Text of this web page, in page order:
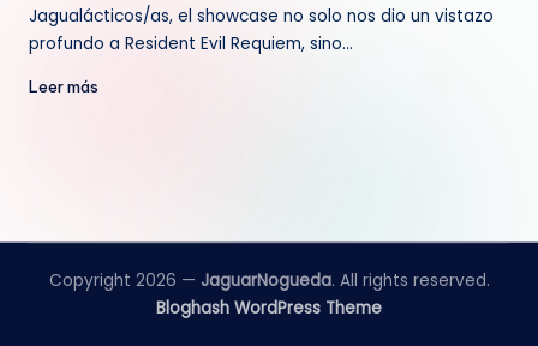
Jagualácticos/as, el showcase no solo nos dio un vistazo
profundo a Resident Evil Requiem, sino…
Leer más
Copyright 2026 — JaguarNogueda. All rights reserved.
Bloghash WordPress Theme